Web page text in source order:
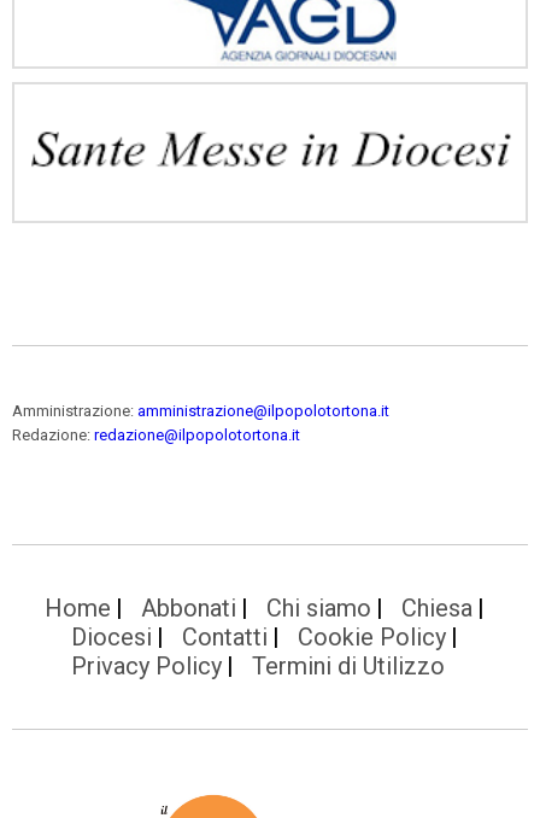
Amministrazione: amministrazione@ilpopolotortona.it
Redazione: redazione@ilpopolotortona.it
Home Abbonati Chi siamo
Chiesa
Diocesi
Contatti
Cookie Policy
Privacy Policy
Termini di Utilizzo